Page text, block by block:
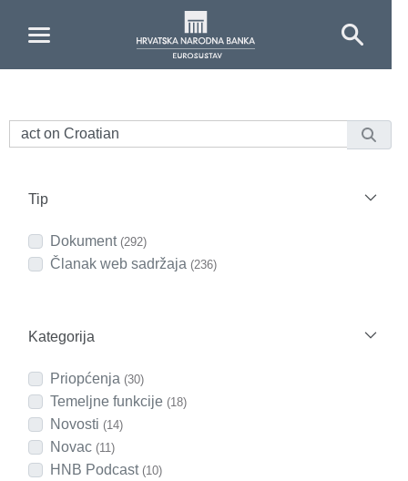
Tip
Dokument (292)
Članak web sadržaja (236)
Kategorija
Priopćenja (30)
Temeljne funkcije (18)
Novosti (14)
Novac (11)
HNB Podcast (10)